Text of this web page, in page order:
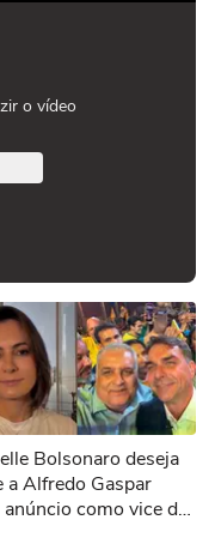
o vídeo
Bolsonaro deseja
a Alfredo Gaspar
anúncio como vice de